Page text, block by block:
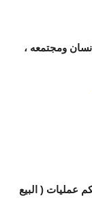
ومجتمعه ،
عمليات ( البيع